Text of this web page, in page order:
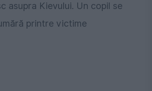
asupra Kievului. Un copil se
printre victime